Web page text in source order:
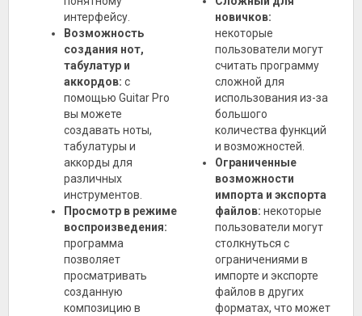
интерфейсу.
Возможность
создания нот,
табулатур и
аккордов: с
помощью Guitar Pro
вы можете
создавать ноты,
табулатуры и
аккорды для
различных
инструментов.
Просмотр в режиме
воспроизведения:
программа
позволяет
просматривать
созданную
композицию в
новичков:
некоторые
пользователи могут
считать программу
сложной для
использования из-за
большого
количества функций
и возможностей.
Ограниченные
возможности
импорта и экспорта
файлов: некоторые
пользователи могут
столкнуться с
ограничениями в
импорте и экспорте
файлов в других
форматах, что может